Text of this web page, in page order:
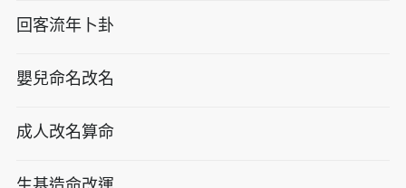
回客流年卜卦
嬰兒命名改名
成人改名算命